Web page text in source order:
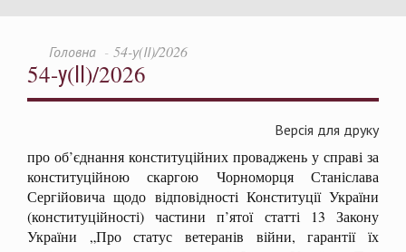
Головна 54-у(ІІ)/2026
54-у(ІІ)/2026
Версія для друку
про об’єднання конституційних проваджень у справі за
конституційною скаргою Чорноморця Станіслава
Сергійовича щодо відповідності Конституції України
(конституційності) частини п’ятої статті 13 Закону
України „Про статус ветеранів війни, гарантії їх